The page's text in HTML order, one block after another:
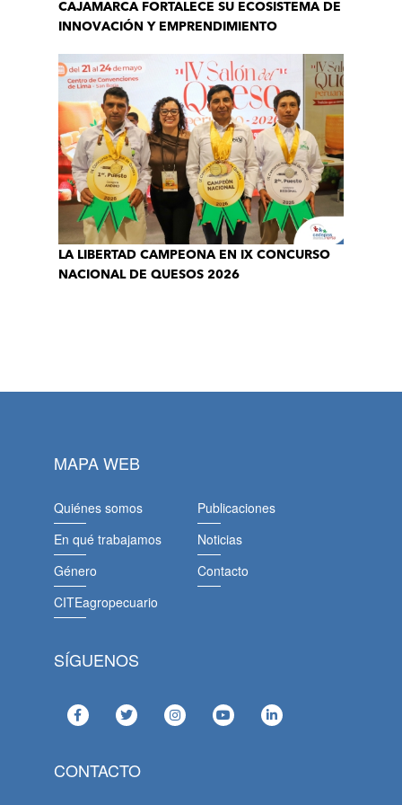
CAJAMARCA FORTALECE SU ECOSISTEMA DE
INNOVACIÓN Y EMPRENDIMIENTO
LA LIBERTAD CAMPEONA EN IX CONCURSO
NACIONAL DE QUESOS 2026
MAPA WEB
Quiénes somos
En qué trabajamos
Género
CITEagropecuario
Publicaciones
Noticias
Contacto
SÍGUENOS
CONTACTO